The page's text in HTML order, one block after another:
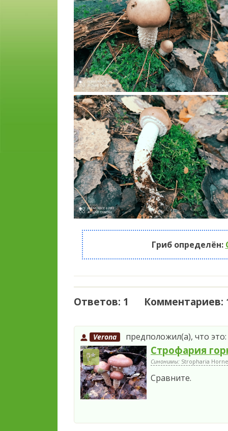
Гриб определён:
Ответов: 1 Комментариев:
Verona предположил(а), что это:
Строфария
Синонимы: Stropharia
Сравните.